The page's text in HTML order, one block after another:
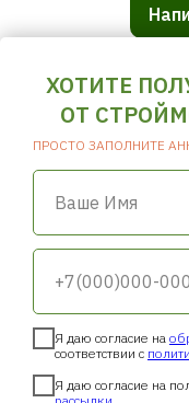
ПРОЕКТЫ ДОМОВ
ДОМ + УЧАСТОК
Контакты
Политика
Согласие наобработку
Согласие на получение
ХОТИТЕ
ОТ
ПРОСТО ЗАПОЛНИТЕ
Ваше Имя
+7(000)000-
Я даю согласие на
соответствии с
Я даю согласие на